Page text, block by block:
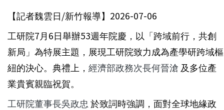
【記者魏雲日/新竹報導】2026-07-06
工研院7月6日舉辦53週年院慶，以「跨域前行，共創
新局」為特展主題，展現工研院致力成為產學研跨域樞
紐的決心。典禮上， 經濟部政務次長何晉滄 及多位產
業貴賓親臨祝賀。
工研院董事長吳政忠 於致詞時強調，面對全球地緣政